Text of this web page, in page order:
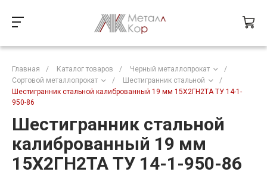
Главная / Каталог товаров / Черный металлопрокат
/
Сортовой металлопрокат
/ Шестигранник стальной
/
Шестигранник стальной калиброванный 19 мм 15Х2ГН2ТА ТУ 14-1-
950-86
Шестигранник стальной
калиброванный 19 мм
15Х2ГН2ТА ТУ 14-1-950-86